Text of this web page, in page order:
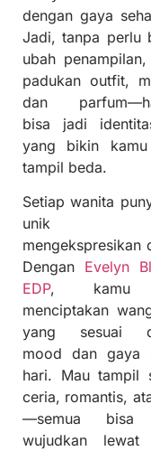
dengan gaya
Jadi, tanpa perlu
ubah
padukan outfit,
dan
bisa jadi
yang bikin kamu
tampil beda.
Setiap wanita
unik
mengekspresikan
Dengan Evelyn
EDP, kamu
menciptakan
yang sesuai
mood dan gaya
hari. Mau tampil
ceria, romantis,
—semua bisa
wujudkan lewat